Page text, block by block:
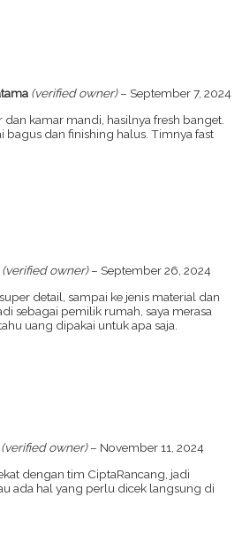
(verified owner) – September 7, 2024
dan kamar mandi, hasilnya fresh banget.
bagus dan finishing halus. Timnya fast
(verified owner) – September 26, 2024
detail, sampai ke jenis material dan
sebagai pemilik rumah, saya merasa
uang dipakai untuk apa saja.
(verified owner) – November 11, 2024
dengan tim CiptaRancang, jadi
ada hal yang perlu dicek langsung di